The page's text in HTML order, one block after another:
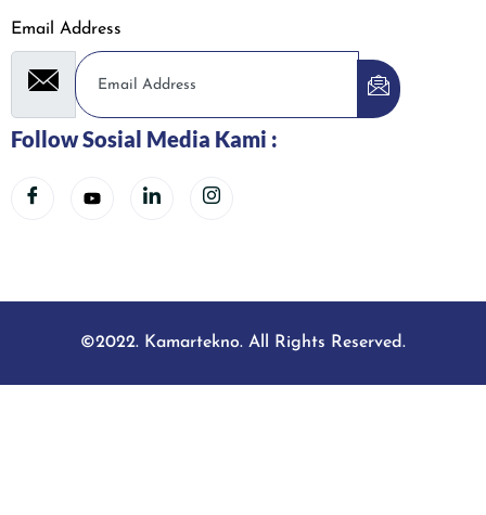
Email Address
Follow Sosial Media Kami :
©2022. Kamartekno. All Rights Reserved.